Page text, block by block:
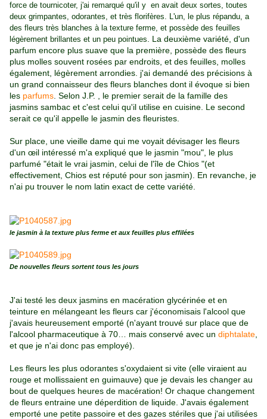
force de tournicoter, j'ai remarqué qu'il y en avait deux sortes, toutes
deux grimpantes, odorantes, et très florifères. L'un, le plus répandu, a
des fleurs très blanches à la texture ferme, et possède des feuilles
légèrement brillantes et un peu pointues . La deuxième variété, d'un
parfum encore plus suave que la première, possède des fleurs
plus molles souvent rosées par endroits, et des feuilles, molles
également, légèrement arrondies. j'ai demandé des précisions à
un grand connaisseur des fleurs blanches dont il évoque si bien
les parfums . Selon J.P. , le premier serait de la famille des
jasmins sambac et c'est celui qu'il utilise en cuisine. Le second
serait ce qu'il appelle le jasmin des fleuristes.
Sur place, une vieille dame qui me voyait dévisager les fleurs
d'un œil intéressé m'a expliqué que le jasmin "mou", le plus
parfumé "était le vrai jasmin, celui de l'île de Chios "(et
effectivement, Chios est réputé pour son jasmin). En revanche, je
n'ai pu trouver le nom latin exact de cette variété.
le jasmin à la texture plus ferme et aux feuilles plus effilées
De nouvelles fleurs sortent tous les jours
J'ai testé les deux jasmins en macération glycérinée et en
teinture en mélangeant les fleurs car j'économisais l'alcool que
j'avais heureusement emporté (n'ayant trouvé sur place que de
l'alcool pharmaceutique à 70… mais conservé avec un diphtalate
et que je n'ai donc pas employé).
Les fleurs les plus odorantes s'oxydaient si vite (elle viraient au
rouge et mollissaient en guimauve) que je devais les changer au
bout de quelques heures de macération! Or chaque changement
de fleurs entraine une déperdition de liquide. J'avais également
emporté une petite passoire et des gazes stériles que j'ai utilisées